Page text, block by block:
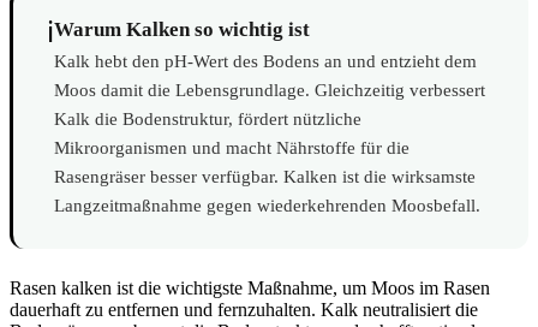
ℹ️Warum Kalken so wichtig ist
Kalk hebt den pH-Wert des Bodens an und entzieht dem
Moos damit die Lebensgrundlage. Gleichzeitig verbessert
Kalk die Bodenstruktur, fördert nützliche
Mikroorganismen und macht Nährstoffe für die
Rasengräser besser verfügbar. Kalken ist die wirksamste
Langzeitmaßnahme gegen wiederkehrenden Moosbefall.
Rasen kalken ist die wichtigste Maßnahme, um Moos im Rasen
dauerhaft zu entfernen und fernzuhalten. Kalk neutralisiert die